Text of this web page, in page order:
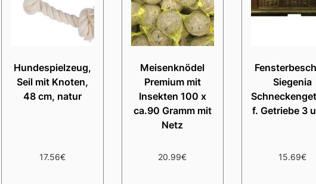
Hundespielzeug,
Seil mit Knoten,
48 cm, natur
17.56€
Meisenknödel
Premium mit
Insekten 100 x
ca.90 Gramm mit
Netz
20.99€
Siegenia
f. Getriebe 3
15.69€